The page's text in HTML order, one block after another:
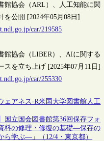
館協会（ARL）、人工知能に関
を公開 [2024年05月08日]
car/219585
館協会（LIBER）、AIに関する
スを立ち上げ [2025年07月11日]
car/255330
ェアネス-R米国 大学図書館 人工
国立国会図書館第36回保存フォ
料の修理・修復の基礎―保存の
ら学ぶ―」（12/4・東京都）